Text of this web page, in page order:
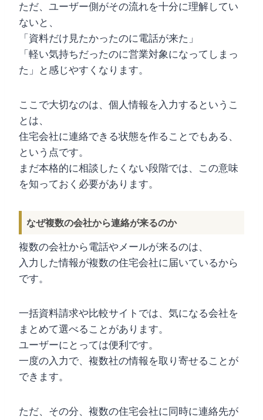
ただ、ユーザー側がその流れを十分に理解してい
ないと、
「資料だけ見たかったのに電話が来た」
「軽い気持ちだったのに営業対象になってしまっ
た」と感じやすくなります。
ここで大切なのは、個人情報を入力するというこ
とは、
住宅会社に連絡できる状態を作ることでもある、
という点です。
まだ本格的に相談したくない段階では、この意味
を知っておく必要があります。
なぜ複数の会社から連絡が来るのか
複数の会社から電話やメールが来るのは、
入力した情報が複数の住宅会社に届いているから
です。
一括資料請求や比較サイトでは、気になる会社を
まとめて選べることがあります。
ユーザーにとっては便利です。
一度の入力で、複数社の情報を取り寄せることが
できます。
ただ、その分、複数の住宅会社に同時に連絡先が